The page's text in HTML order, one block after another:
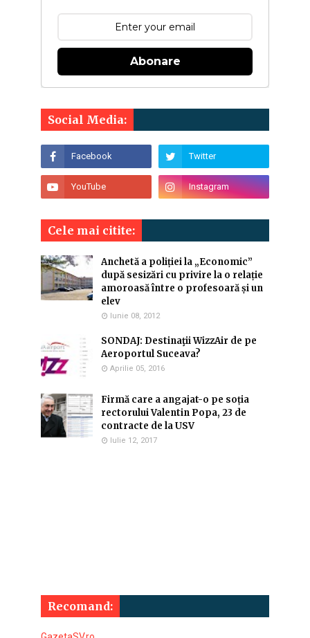
Abonare
Social Media:
Cele mai citite:
Anchetă a poliției la „Economic”
după sesizări cu privire la o relație
amoroasă între o profesoară și un
elev
Iunie 08, 2012
SONDAJ: Destinaţii WizzAir de pe
Aeroportul Suceava?
Aprilie 05, 2016
Firmă care a angajat-o pe soția
rectorului Valentin Popa, 23 de
contracte de la USV
Iulie 12, 2017
Recomand: